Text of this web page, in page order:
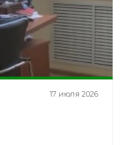
17 июля 2026